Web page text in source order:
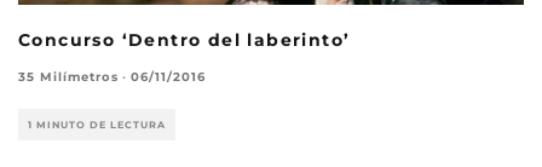
Concurso ‘Dentro del laberinto’
35 Milímetros · 06/11/2016
1 MINUTO DE LECTURA